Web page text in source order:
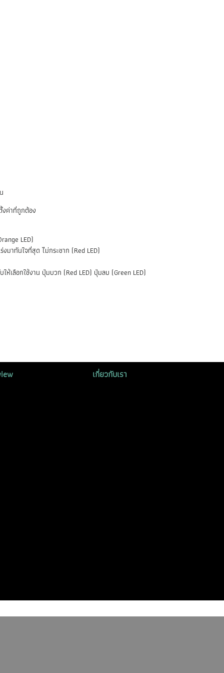
งค่าที่ถูกต้อง
LED)
มาทันใจที่สุด ไม่กระชาก (Red LED)
เลือกใช้งาน ปุ่มบวก (Red LED) ปุ่มลบ (Green LED)
เกี่ยวกับเรา